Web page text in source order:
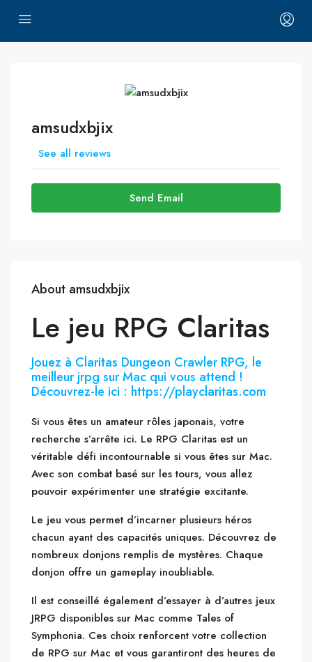
amsudxbjix
See all reviews
Send Email
About amsudxbjix
Le jeu RPG Claritas
Jouez à Claritas Dungeon Crawler RPG, le
meilleur jrpg sur Mac qui vous attend !
Découvrez-le ici : https://playclaritas.com
Si vous êtes un amateur rôles japonais, votre
recherche s’arrête ici. Le RPG Claritas est un
véritable défi incontournable si vous êtes sur Mac.
Avec son combat basé sur les tours, vous allez
pouvoir expérimenter une stratégie excitante.
Le jeu vous permet d’incarner plusieurs héros
chacun ayant des capacités uniques. Découvrez de
nombreux donjons remplis de mystères. Chaque
donjon offre un gameplay inoubliable.
Il est conseillé également d’essayer à d’autres jeux
JRPG disponibles sur Mac comme Tales of
Symphonia. Ces choix renforcent votre collection
de RPG sur Mac et vous garantiront des heures de